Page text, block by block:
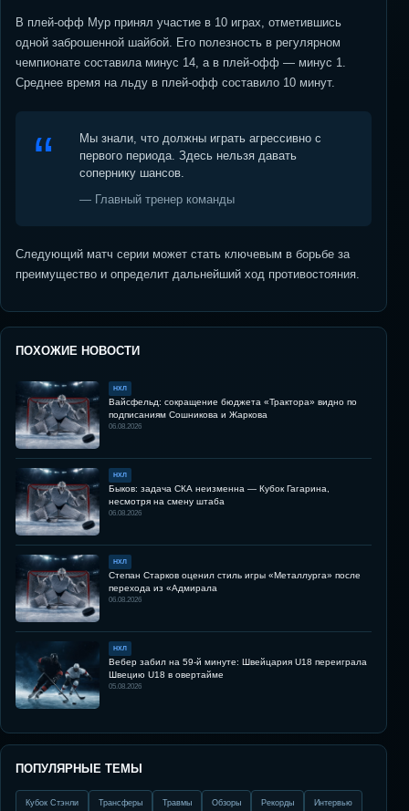
В плей-офф Мур принял участие в 10 играх, отметившись
одной заброшенной шайбой. Его полезность в регулярном
чемпионате составила минус 14, а в плей-офф — минус 1.
Среднее время на льду в плей-офф составило 10 минут.
Мы знали, что должны играть агрессивно с
первого периода. Здесь нельзя давать
сопернику шансов.
— Главный тренер команды
Следующий матч серии может стать ключевым в борьбе за
преимущество и определит дальнейший ход противостояния.
ПОХОЖИЕ НОВОСТИ
НХЛ
Вайсфельд: сокращение бюджета «Трактора» видно по
подписаниям Сошникова и Жаркова
06.08.2026
НХЛ
Быков: задача СКА неизменна — Кубок Гагарина,
несмотря на смену штаба
06.08.2026
НХЛ
Степан Старков оценил стиль игры «Металлурга» после
перехода из «Адмирала
06.08.2026
НХЛ
Вебер забил на 59-й минуте: Швейцария U18 переиграла
Швецию U18 в овертайме
05.08.2026
ПОПУЛЯРНЫЕ ТЕМЫ
Кубок Стэнли Трансферы Травмы Обзоры Рекорды Интервью